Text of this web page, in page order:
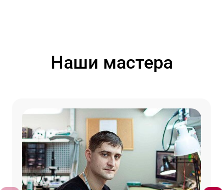
Наши мастера